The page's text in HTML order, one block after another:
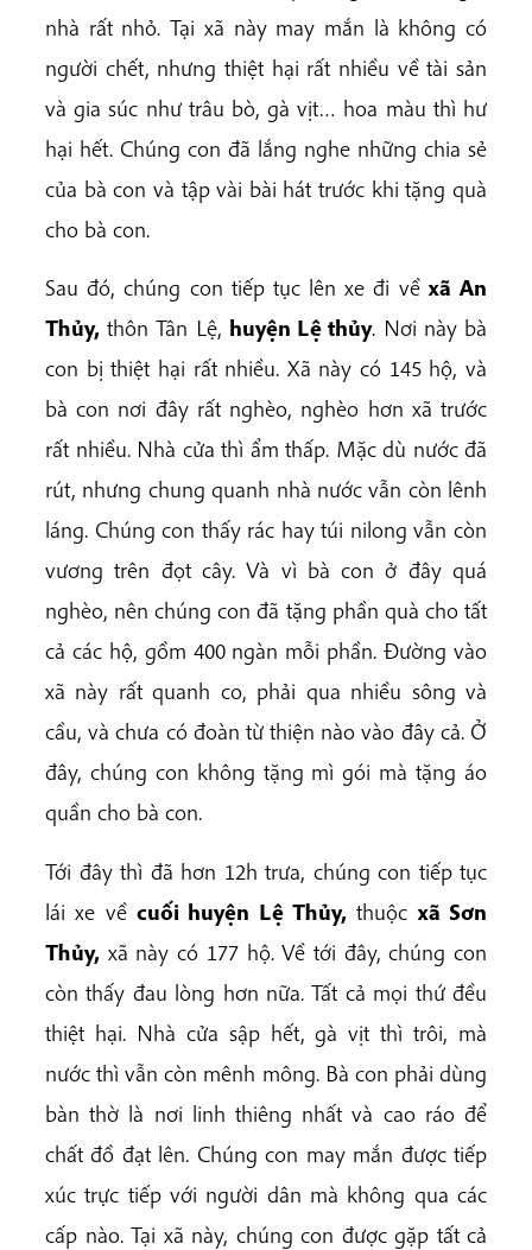
nhà rất nhỏ. Tại xã này may mắn là không có
người chết, nhưng thiệt hại rất nhiều về tài sản
và gia súc như trâu bò, gà vịt… hoa màu thì hư
hại hết. Chúng con đã lắng nghe những chia sẻ
của bà con và tập vài bài hát trước khi tặng quà
cho bà con.
Sau đó, chúng con tiếp tục lên xe đi vềxã An
Thủy, thôn Tân Lệ, huyện Lệ thủy. Nơi này bà
con bị thiệt hại rất nhiều. Xã này có 145 hộ, và
bà con nơi đây rất nghèo, nghèo hơn xã trước
rất nhiều. Nhà cửa thì ẩm thấp. Mặc dù nước đã
rút, nhưng chung quanh nhà nước vẫn còn lênh
láng. Chúng con thấy rác hay túi nilong vẫn còn
vương trên đọt cây. Và vì bà con ở đây quá
nghèo, nên chúng con đã tặng phần quà cho tất
cả các hộ, gồm 400 ngàn mỗi phần. Đường vào
xã này rất quanh co, phải qua nhiều sông và
cầu, và chưa có đoàn từ thiện nào vào đây cả. Ở
đây, chúng con không tặng mì gói mà tặng áo
quần cho bà con.
Tới đây thì đã hơn 12h trưa, chúng con tiếp tục
lái xe về cuối huyện Lệ Thủy, thuộcxã Sơn
Thủy, xã này có 177 hộ. Về tới đây, chúng con
còn thấy đau lòng hơn nữa. Tất cả mọi thứ đều
thiệt hại. Nhà cửa sập hết, gà vịt thì trôi, mà
nước thì vẫn còn mênh mông. Bà con phải dùng
bàn thờ là nơi linh thiêng nhất và cao ráo để
chất đồ đạt lên. Chúng con may mắn được tiếp
xúc trực tiếp với người dân mà không qua các
cấp nào. Tại xã này, chúng con được gặp tất cả